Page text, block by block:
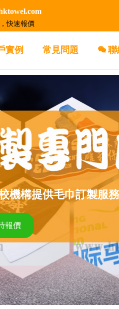
快速報價
機構提供毛巾訂製服
報價
實例 常見問題 너聯